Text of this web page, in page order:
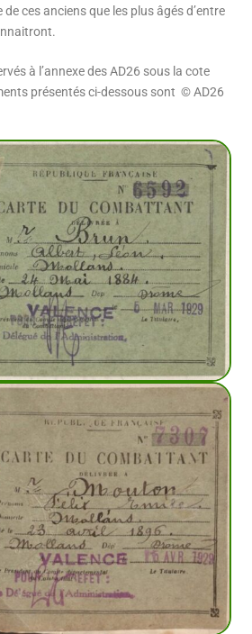
ces anciens que les plus âgés d’entre
à l’annexe des AD26 sous la cote
présentés ci-dessous sont © AD26